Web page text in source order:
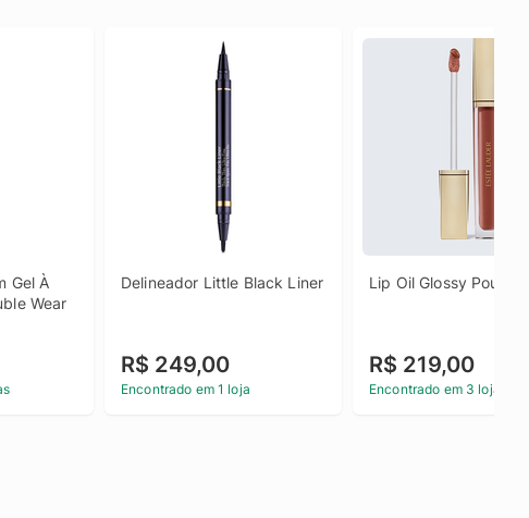
Gel À
Wear
Delineador Little Black Liner
R$ 249,00
Encontrado em 1 loja
Lip Oil Glossy Pout
R$ 219,00
Encontrado em 3 lojas